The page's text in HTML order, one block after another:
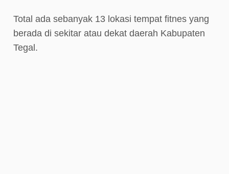
Total ada sebanyak 13 lokasi tempat fitnes yang
berada di sekitar atau dekat daerah Kabupaten
Tegal.